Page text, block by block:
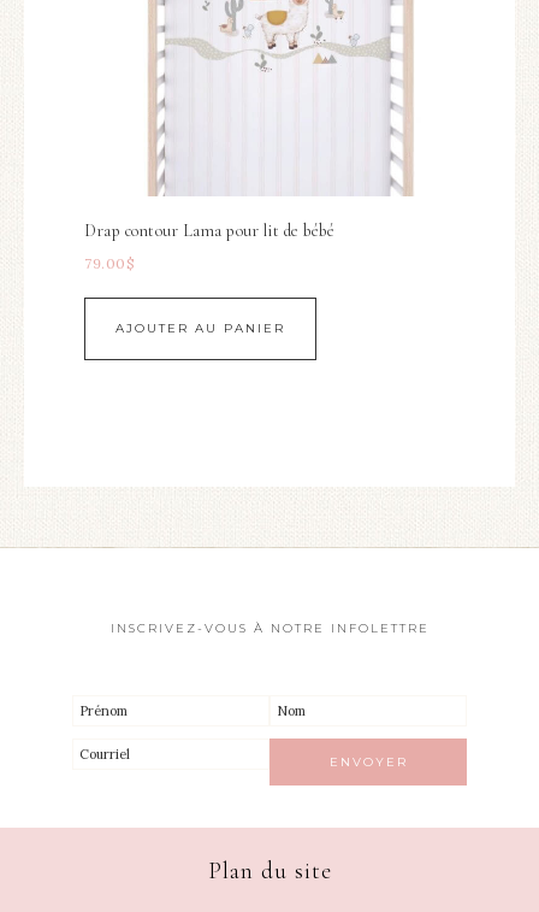
Drap contour Lama pour lit de bébé
79.00 $
AJOUTER AU PANIER
INSCRIVEZ-VOUS À NOTRE INFOLETTRE
Plan du site